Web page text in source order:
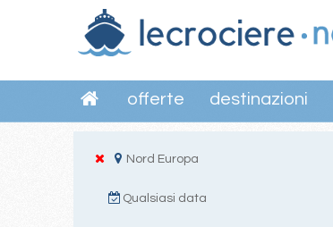
offerte destinazioni
Nord Europa
Qualsiasi data